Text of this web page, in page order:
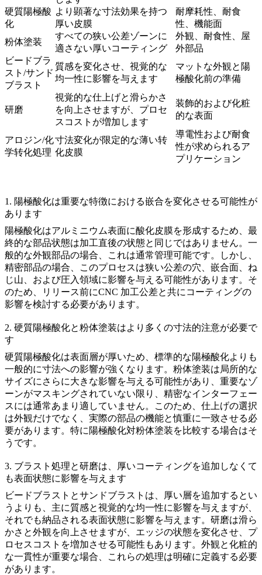
硬質陽極酸
化
より顕著な寸法効果を持つ
厚い皮膜
耐摩耗性、耐食
性、機能面
粉体塗装
すべての狭い公差ゾーンに
適さない厚いコーティング
外観、耐食性、屋
外部品
ビードブラ
スト/サンド
ブラスト
質感を変化させ、視覚的な
均一性に影響を与えます
マットな外観と陽
極酸化前の準備
研磨
視覚的な仕上げと滑らかさ
を向上させますが、プロセ
スコストが増加します
装飾的および化粧
的な表面
アロジン/化
学转化処理
寸法変化が限定的な薄い转
化皮膜
導電性および耐食
性が求められるア
プリケーション
1. 陽極酸化は重要な特徴における嵌合を変化させる可能性が
あります
陽極酸化はアルミニウム表面に酸化皮膜を形成するため、最
終的な部品状態は加工直後の状態と同じではありません。一
般的な外観部品の場合、これは通常管理可能です。しかし、
精密部品の場合、このプロセスは狭い公差の穴、嵌合面、ね
じ山、および圧入領域に影響を与える可能性があります。そ
のため、リリース前にCNC 加工公差と共にコーティングの
影響を検討する必要があります。
2. 硬質陽極酸化と粉体塗装はより多くの寸法的注意が必要で
す
硬質陽極酸化は表面層が厚いため、標準的な陽極酸化よりも
一般的に寸法への影響が強くなります。粉体塗装は局所的な
サイズにさらに大きな影響を与える可能性があり、重要なゾ
ーンがマスキングされていない限り、精密なインターフェー
スには通常あまり適していません。このため、仕上げの選択
は外観だけでなく、実際の部品の機能と慎重に一致させる必
要があります。特に 陽極酸化対粉体塗装を比較する場合はそ
うです。
3. ブラスト処理と研磨は、厚いコーティングを追加しなくて
も表面状態に影響を与えます
ビードブラストとサンドブラストは、厚い層を追加するとい
うよりも、主に質感と視覚的な均一性に影響を与えますが、
それでも納品される表面状態に影響を与えます。研磨は滑ら
かさと外観を向上させますが、エッジの状態を変化させ、プ
ロセスコストを増加させる可能性もあります。外観と化粧的
な一貫性が重要な場合、これらの処理は明確に定義する必要
があります。